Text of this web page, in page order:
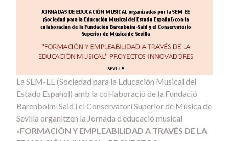
La SEM-EE (Sociedad para la Educación Musical del
Estado Español) amb la col·laboració de la Fundació
Barenboim-Said i el Conservatori Superior de Música de
Sevilla organitzen la Jornada d’educació musical
«FORMACIÓN Y EMPLEABILIDAD A TRAVÉS DE LA